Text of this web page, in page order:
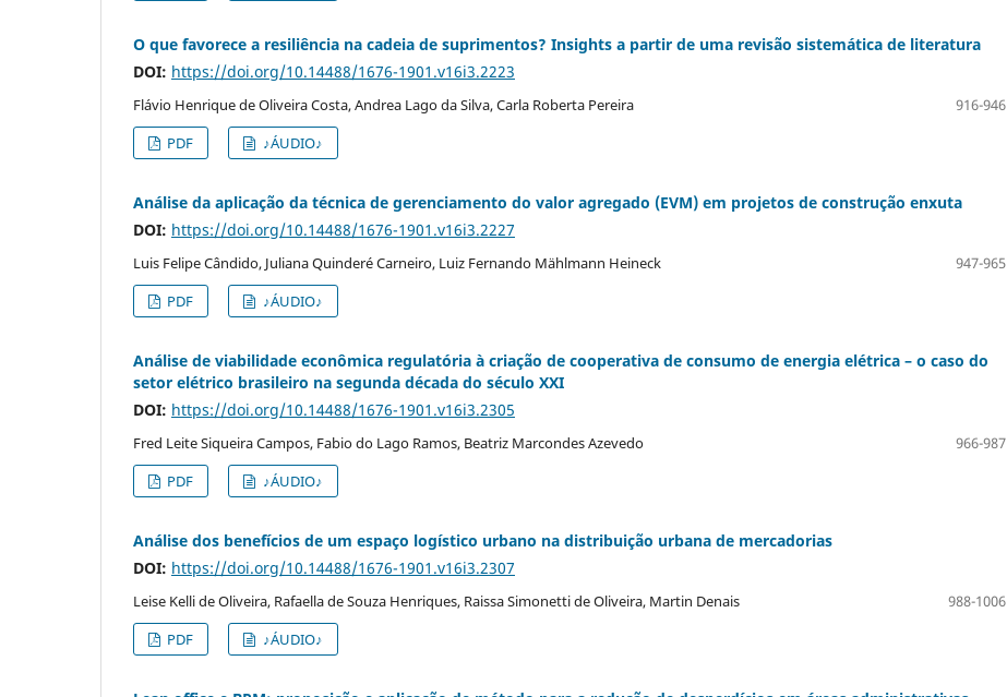
O que favorece a resiliência na cadeia de suprimentos? Insights a partir de uma revisão sistemática de literatura
DOI: https://doi.org/10.14488/1676-1901.v16i3.2223
Flávio Henrique de Oliveira Costa, Andrea Lago da Silva, Carla Roberta Pereira
916-946
PDF
♪ÁUDIO♪
Análise da aplicação da técnica de gerenciamento do valor agregado (EVM) em projetos de construção enxuta
DOI: https://doi.org/10.14488/1676-1901.v16i3.2227
Luis Felipe Cândido, Juliana Quinderé Carneiro, Luiz Fernando Mählmann Heineck
947-965
PDF
♪ÁUDIO♪
Análise de viabilidade econômica regulatória à criação de cooperativa de consumo de energia elétrica – o caso do
setor elétrico brasileiro na segunda década do século XXI
DOI: https://doi.org/10.14488/1676-1901.v16i3.2305
Fred Leite Siqueira Campos, Fabio do Lago Ramos, Beatriz Marcondes Azevedo
966-987
PDF
♪ÁUDIO♪
Análise dos benefícios de um espaço logístico urbano na distribuição urbana de mercadorias
DOI: https://doi.org/10.14488/1676-1901.v16i3.2307
Leise Kelli de Oliveira, Rafaella de Souza Henriques, Raissa Simonetti de Oliveira, Martin Denais
988-1006
PDF
♪ÁUDIO♪